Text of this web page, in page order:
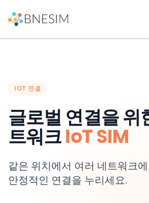
IOT 연결
글로벌 연결을 위
트워크IoT SIM
같은 위치에서 여러 네트워크
안정적인 연결을 누리세요.